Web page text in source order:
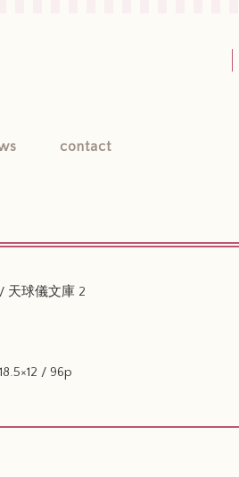
contact
天球儀文庫 2
/ 96p